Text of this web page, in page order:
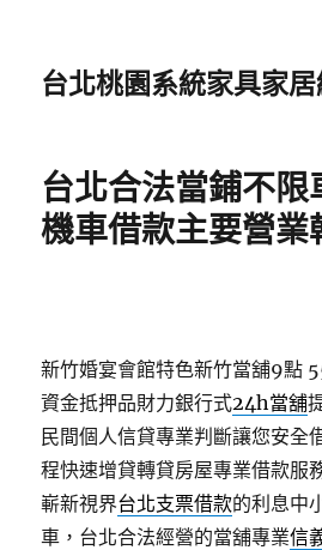
台北桃園系統家具家
台北合法當鋪不限
機車借款主要營業
新竹婚宴會館特色新竹當舖9點
資金抵押品財力銀行式24h當舖
民間個人信貸專業判斷讓您安全
程快速增貸轉貸房屋專業借款服
嶄新視界台北支票借款的利息中
車，台北合法經營的當舖專業信